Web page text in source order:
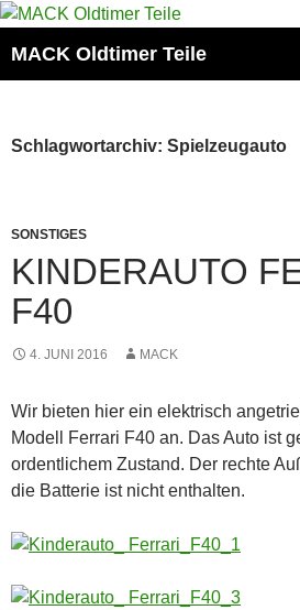
Zum
springen
MACK Oldtimer Teile
Schlagwortarchiv: Spielzeugauto
SONSTIGES
KINDERAUTO
F40
4. JUNI 2016 MACK
Wir bieten hier ein elektrisch
Modell Ferrari F40 an. Das Auto ist
ordentlichem Zustand. Der rechte
die Batterie ist nicht enthalten.